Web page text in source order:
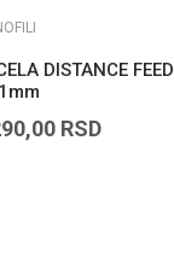
DISTANCE
RSD